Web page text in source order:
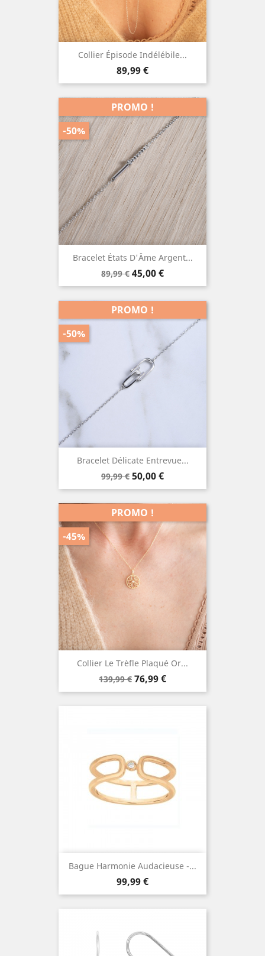
Collier Épisode Indélébile...
Prix
89,99 €
Bracelet États D'Âme Argent...
Prix
de
89,99 € Prix
45,00 €
PROMO !
-50%
Bracelet Délicate Entrevue...
Prix
de
99,99 € Prix
50,00 €
PROMO !
-50%
Collier Le Trèfle Plaqué Or...
Prix
de
139,99 € Prix
76,99 €
PROMO !
-45%
Bague Harmonie Audacieuse -...
Prix
99,99 €